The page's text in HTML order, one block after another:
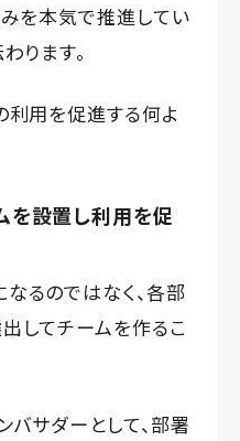
みを本気で推進してい
ります。
利用を促進する何よ
を設置し利用を促
るのではなく、各部
してチームを作るこ
バサダーとして、部署